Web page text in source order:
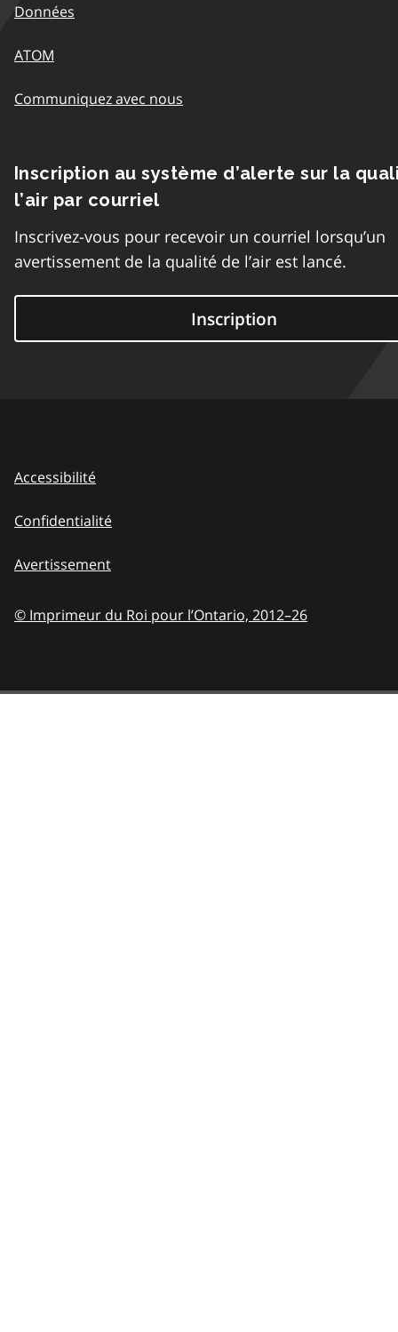
Données
ATOM
Communiquez avec nous
Inscription au système d’alerte sur la
l’air par courriel
Inscrivez-vous pour recevoir un courriel lorsqu’un
avertissement de la qualité de l’air est lancé.
Inscription
Accessibilité
Confidentialité
Avertissement
© Imprimeur du Roi pour l’Ontario, 2012–26